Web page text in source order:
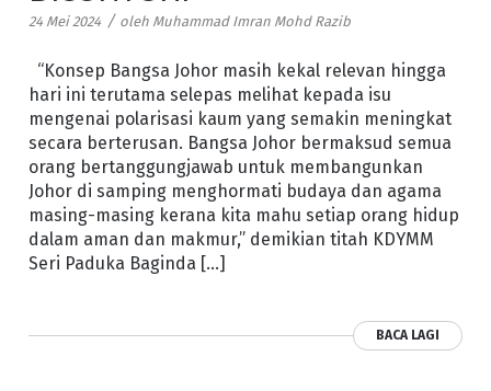
24 Mei 2024 / oleh Muhammad Imran Mohd Razib
“Konsep Bangsa Johor masih kekal relevan hingga
hari ini terutama selepas melihat kepada isu
mengenai polarisasi kaum yang semakin meningkat
secara berterusan. Bangsa Johor bermaksud semua
orang bertanggungjawab untuk membangunkan
Johor di samping menghormati budaya dan agama
masing-masing kerana kita mahu setiap orang hidup
dalam aman dan makmur,” demikian titah KDYMM
Seri Paduka Baginda […]
BACA LAGI